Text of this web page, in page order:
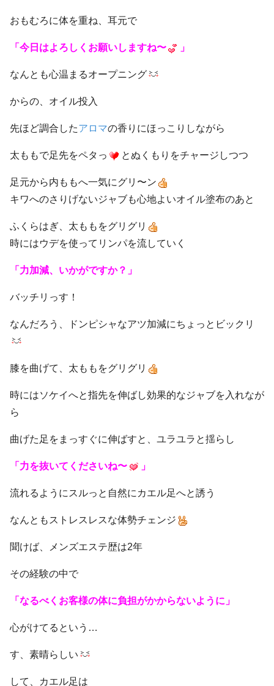
おもむろに体を重ね、耳元で
「今日はよろしくお願いしますね〜 」
なんとも心温まるオープニング
からの、オイル投入
先ほど調合したアロマの香りにほっこりしながら
太ももで足先をペタっ とぬくもりをチャージしつつ
足元から内ももへ一気にグリ〜ン
キワへのさりげないジャブも心地よいオイル塗布のあと
ふくらはぎ、太ももをグリグリ
時にはウデを使ってリンパを流していく
「力加減、いかがですか？」
バッチリっす！
なんだろう、ドンピシャなアツ加減にちょっとビックリ
膝を曲げて、太ももをグリグリ
時にはソケイへと指先を伸ばし効果的なジャブを入れなが
ら
曲げた足をまっすぐに伸ばすと、ユラユラと揺らし
「力を抜いてくださいね〜 」
流れるようにスルっと自然にカエル足へと誘う
なんともストレスレスな体勢チェンジ
聞けば、メンズエステ歴は2年
その経験の中で
「なるべくお客様の体に負担がかからないように」
心がけてるという…
す、素晴らしい
して、カエル足は